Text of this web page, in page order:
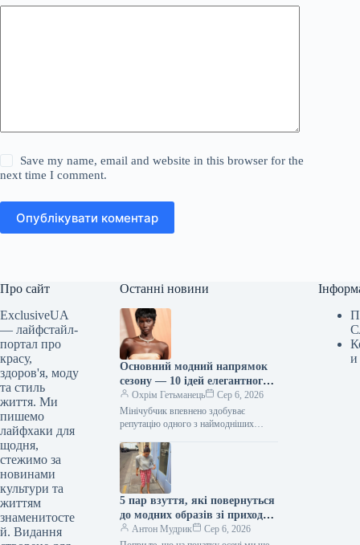
Save my name, email and website in this browser for the
next time I comment.
Опублікувати коментар
Про сайт
ExclusiveUA
— лайфстайл-
портал про
красу,
здоров'я, моду
та стиль
життя. Ми
пишемо
лайфхаки для
щодня,
стежимо за
новинами
культури та
життям
знаменитосте
й. Видання
Останні новини
Основний модний напрямок
сезону — 10 ідей елегантного
носіння короткої чубчика цієї
осені
Охрім Гетьманець
Сер 6, 2026
Мінічубчик впевнено здобуває
репутацію одного з наймодніших
безкомпромісно виразний, він надає
характеру будь-якому образу та
миттєво…
5 пар взуття, які повернуться
до модних образів зі приходом
осеніАнтон Мудрик
Сер 6, 2026
и